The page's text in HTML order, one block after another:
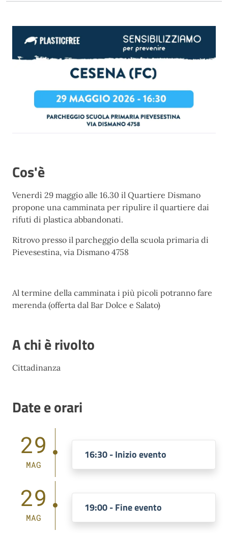
Cos'è
Venerdì 29 maggio alle 16.30 il Quartiere Dismano
propone una camminata per ripulire il quartiere dai
rifuti di plastica abbandonati.
Ritrovo presso il parcheggio della scuola primaria di
Pievesestina, via Dismano 4758
Al termine della camminata i più picoli potranno fare
merenda (offerta dal Bar Dolce e Salato)
A chi è rivolto
Cittadinanza
Date e orari
29
MAG
16:30 - Inizio evento
29
MAG
19:00 - Fine evento